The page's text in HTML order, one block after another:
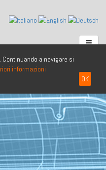
a navigare si
informazioni
OK